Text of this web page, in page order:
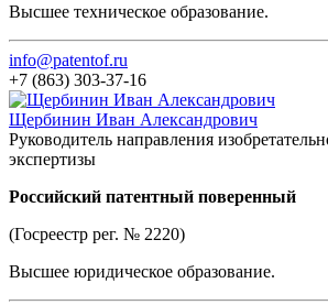
Высшее техническое образование.
info@patentof.ru
+7 (863) 303-37-16
Щербинин Иван Александрович
Руководитель направления
экспертизы
Российский патентный поверенный
(Госреестр рег. № 2220)
Высшее юридическое образование.